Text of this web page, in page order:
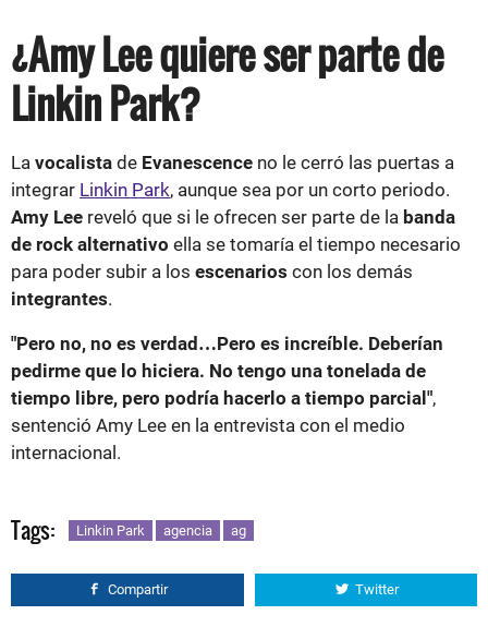
¿Amy Lee quiere ser parte de
Linkin Park?
La vocalista de Evanescence no le cerró las puertas a
integrar Linkin Park, aunque sea por un corto periodo.
Amy Lee reveló que si le ofrecen ser parte de la banda
de rock alternativo ella se tomaría el tiempo necesario
para poder subir a los escenarios con los demás
integrantes.
"Pero no, no es verdad…Pero es increíble. Deberían
pedirme que lo hiciera. No tengo una tonelada de
tiempo libre, pero podría hacerlo a tiempo parcial",
sentenció Amy Lee en la entrevista con el medio
internacional.
Tags: Linkin Park agencia ag
Compartir Twitter